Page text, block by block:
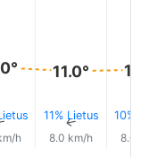
h
11.0°
11% Lietus
↑
8.0 km/h
10%
8.0